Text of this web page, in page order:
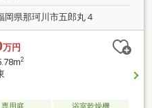
岡県那珂川市五郎丸４
万円
2
専用庭 浴室乾燥機